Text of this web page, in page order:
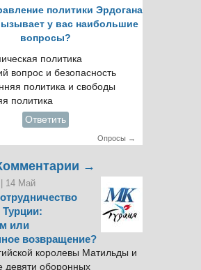
политики Эрдогана
у вас наибольшие
вопросы?
политика
вопрос и безопасность
политика и свободы
политика
Ответить
Опросы →
→
| 14 Май
Турции:
или
возвращение?
королевы Матильды и
девяти оборонных